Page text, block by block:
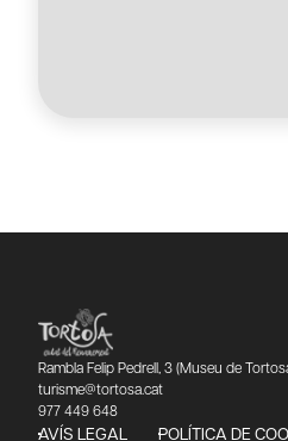
Rambla Felip Pedrell, 3 (Museu de
turisme@tortosa.cat
977 449 648
AVÍS LEGAL POLÍTICA DE